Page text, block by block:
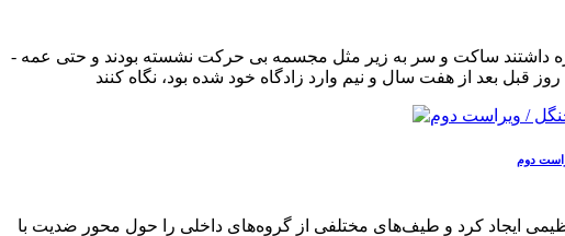
زنان مجلس که بدون حجاب با کلاه و دستکش و لباسهای الوان حضور داشتند، با قیافه­ های محزون در حالی که عرق شرم بر چهره داشتند ساکت و سر به زیر مثل مجسمه بی حرکت نشسته بودند و حتی عمه ­
دوم
ایجاد کرد و طیف‌های مختلفی از گروه‌های داخلی را حول محور ضدیت با